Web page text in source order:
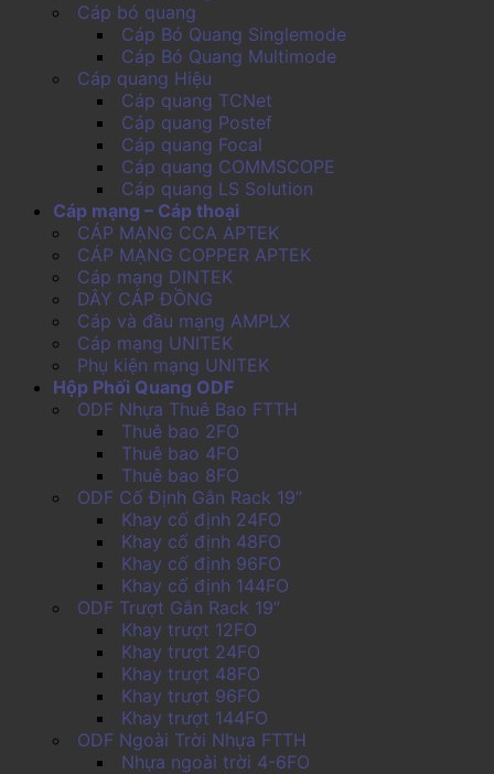
Cáp bó quang
Cáp Bó Quang Singlemode
Cáp Bó Quang Multimode
Cáp quang Hiệu
Cáp quang TCNet
Cáp quang Postef
Cáp quang Focal
Cáp quang COMMSCOPE
Cáp quang LS Solution
Cáp mạng – Cáp thoại
CÁP MẠNG CCA APTEK
CÁP MẠNG COPPER APTEK
Cáp mạng DINTEK
DÂY CÁP ĐỒNG
Cáp và đầu mạng AMPLX
Cáp mạng UNITEK
Phụ kiện mạng UNITEK
Hộp Phối Quang ODF
ODF Nhựa Thuê Bao FTTH
Thuê bao 2FO
Thuê bao 4FO
Thuê bao 8FO
ODF Cố Định Gắn Rack 19”
Khay cố định 24FO
Khay cố định 48FO
Khay cố định 96FO
Khay cố định 144FO
ODF Trượt Gắn Rack 19”
Khay trượt 12FO
Khay trượt 24FO
Khay trượt 48FO
Khay trượt 96FO
Khay trượt 144FO
ODF Ngoài Trời Nhựa FTTH
Nhựa ngoài trời 4-6FO